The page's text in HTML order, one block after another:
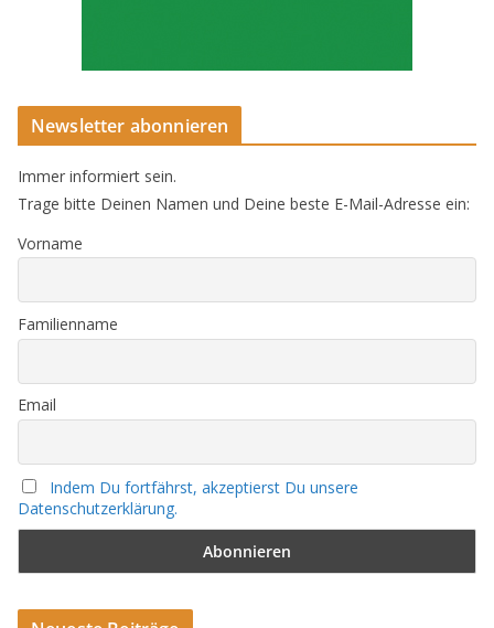
Newsletter abonnieren
Immer informiert sein.
Trage bitte Deinen Namen und Deine beste E-Mail-Adresse ein:
Vorname
Familienname
Email
Indem Du fortfährst, akzeptierst Du unsere
Datenschutzerklärung.